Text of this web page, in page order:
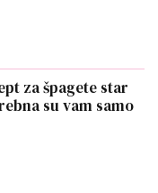
za špagete star
su vam samo